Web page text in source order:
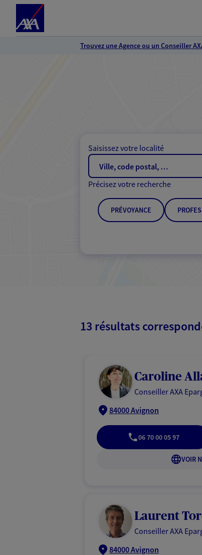
Trouvez une Agence ou un Conseiller
Saisissez votre localité
Précisez votre recherche
PRÉVOYANCE
13 résultats
Caroline
Conseiller AXA
84000 Avignon
06 70 00 05 97
VOIR
Laurent
Conseiller AXA
84000 Avignon